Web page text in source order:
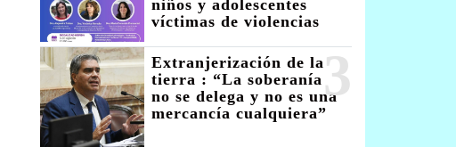
niños y adolescentes
víctimas de violencias
3
Extranjerización de la
tierra : “La soberanía
no se delega y no es una
mercancía cualquiera”